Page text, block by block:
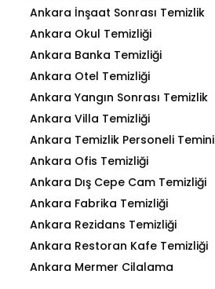
Ankara İnşaat Sonrası Temizlik
Ankara Okul Temizliği
Ankara Banka Temizliği
Ankara Otel Temizliği
Ankara Yangın Sonrası Temizlik
Ankara Villa Temizliği
Ankara Temizlik Personeli Temini
Ankara Ofis Temizliği
Ankara Dış Cepe Cam Temizliği
Ankara Fabrika Temizliği
Ankara Rezidans Temizliği
Ankara Restoran Kafe Temizliği
Ankara Mermer Cilalama